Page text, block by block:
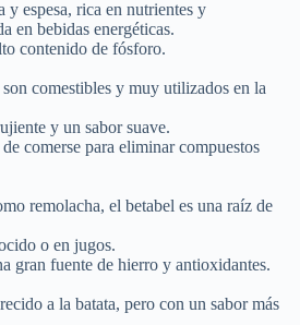
y espesa, rica en nutrientes y
en bebidas energéticas.
contenido de fósforo.
comestibles y muy utilizados en la
y un sabor suave.
comerse para eliminar compuestos
remolacha, el betabel es una raíz de
o en jugos.
gran fuente de hierro y antioxidantes.
a la batata, pero con un sabor más